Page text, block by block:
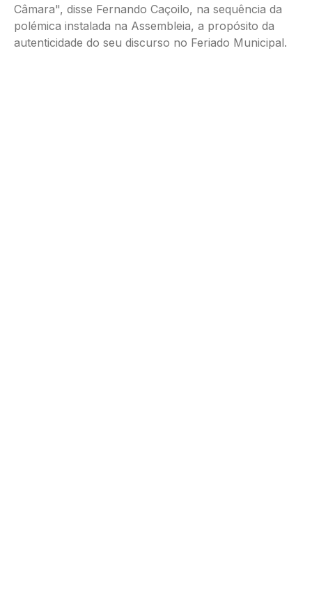
Câmara", disse Fernando Caçoilo, na sequência da
polémica instalada na Assembleia, a propósito da
autenticidade do seu discurso no Feriado Municipal.